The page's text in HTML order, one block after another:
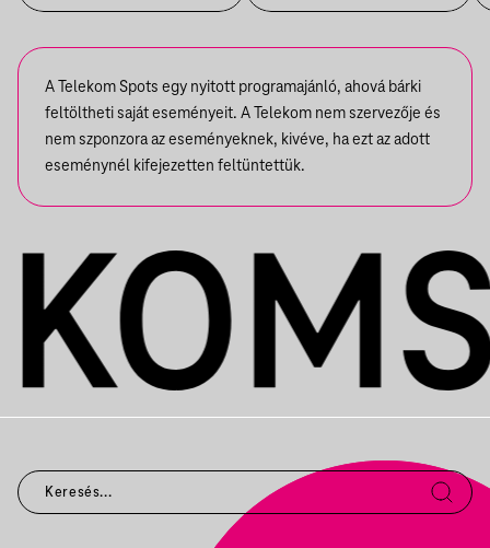
A Telekom Spots egy nyitott programajánló, ahová bárki
feltöltheti saját eseményeit. A Telekom nem szervezője és
nem szponzora az eseményeknek, kivéve, ha ezt az adott
eseménynél kifejezetten feltüntettük.